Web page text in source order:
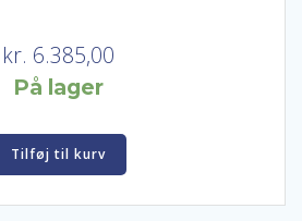
kr. 6.385,00
På lager
Tilføj til kurv